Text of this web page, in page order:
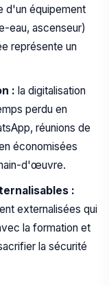
d'un équipement
eau, ascenseur)
représente un
: la digitalisation
perdu en
réunions de
économisées
d'œuvre.
:
externalisées qui
la formation et
la sécurité